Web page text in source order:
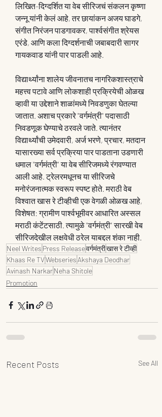
लिखित-दिग्दर्शित या वेब सीरिजचं संकलन कृष्णा
जन्नू यांनी केलं आहे, तर छायांकन अजय घाडगे,
संगीत निरंजन पाडगावकर, पार्श्वसंगीत श्रेयस
एरंडे, आणि कला दिग्दर्शनाची जबाबदारी सागर
गायकवाड यांनी पार पाडली आहे.
विद्यार्थ्यांना शालेय जीवनातच नागरिकशास्त्राचे
महत्त्व पटावे आणि लोकशाही प्रक्रियेची ओळख
व्हावी या उद्देशाने शाळांमध्ये निवडणुका घेतल्या
जातात. अशाच प्रकारे "वर्गमंत्री" पदासाठी
निवडणूक घेण्याचे ठरवले जाते. त्यानंतर
विद्यार्थ्यांची उमेदवारी, अर्ज भरणे, प्रचार, मतदान
यासारख्या सर्व प्रक्रिया पार पाडताना उडणारी
धमाल "वर्गमंत्री" या वेब सीरिजमध्ये रंगवण्यात
आली आहे. ट्रेलरमधूनच या सीरिजचे
मनोरंजनात्मक स्वरूप स्पष्ट होते. मराठी वेब
विश्वात खास रे टीव्हीची एक वेगळी ओळख आहे,
विशेषत: ग्रामीण पार्श्वभूमीवर आधारित अस्सल
मराठी कंटेंटसाठी. त्यामुळे "वर्गमंत्री" सारखी वेब
सीरिजदेखील लक्षवेधी ठरेल याबद्दल शंका नाही.
Neel Writes Press Releaseवर्गमंत्रीखास रे टीव्ही
Khaas Re TVWebseries Akshaya Deodhar
Avinash NarkarNeha Shitole
Promotion
Recent Posts See All